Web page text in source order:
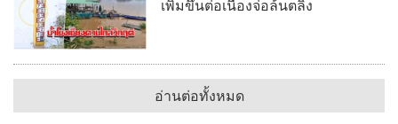
เพิ่มขึ้นต่อเนื่องจ่อล้นตลิ่ง
อ่านต่อทั้งหมด